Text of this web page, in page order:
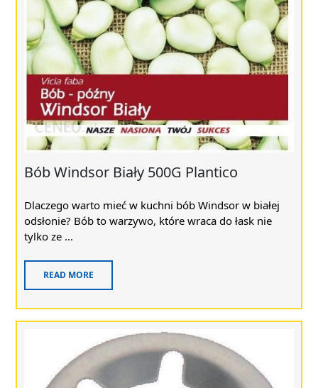
Bób Windsor Biały 500G Plantico
Dlaczego warto mieć w kuchni bób Windsor w białej
odsłonie? Bób to warzywo, które wraca do łask nie
tylko ze ...
READ MORE